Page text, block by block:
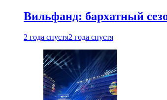
Вильфанд: бархатный
2 года спустя2 года спустя